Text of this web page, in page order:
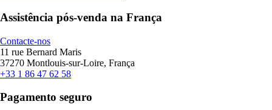
Assistência pós-venda na França
Contacte-nos
11 rue Bernard Maris
37270 Montlouis-sur-Loire, França
+33 1 86 47 62 58
Pagamento seguro